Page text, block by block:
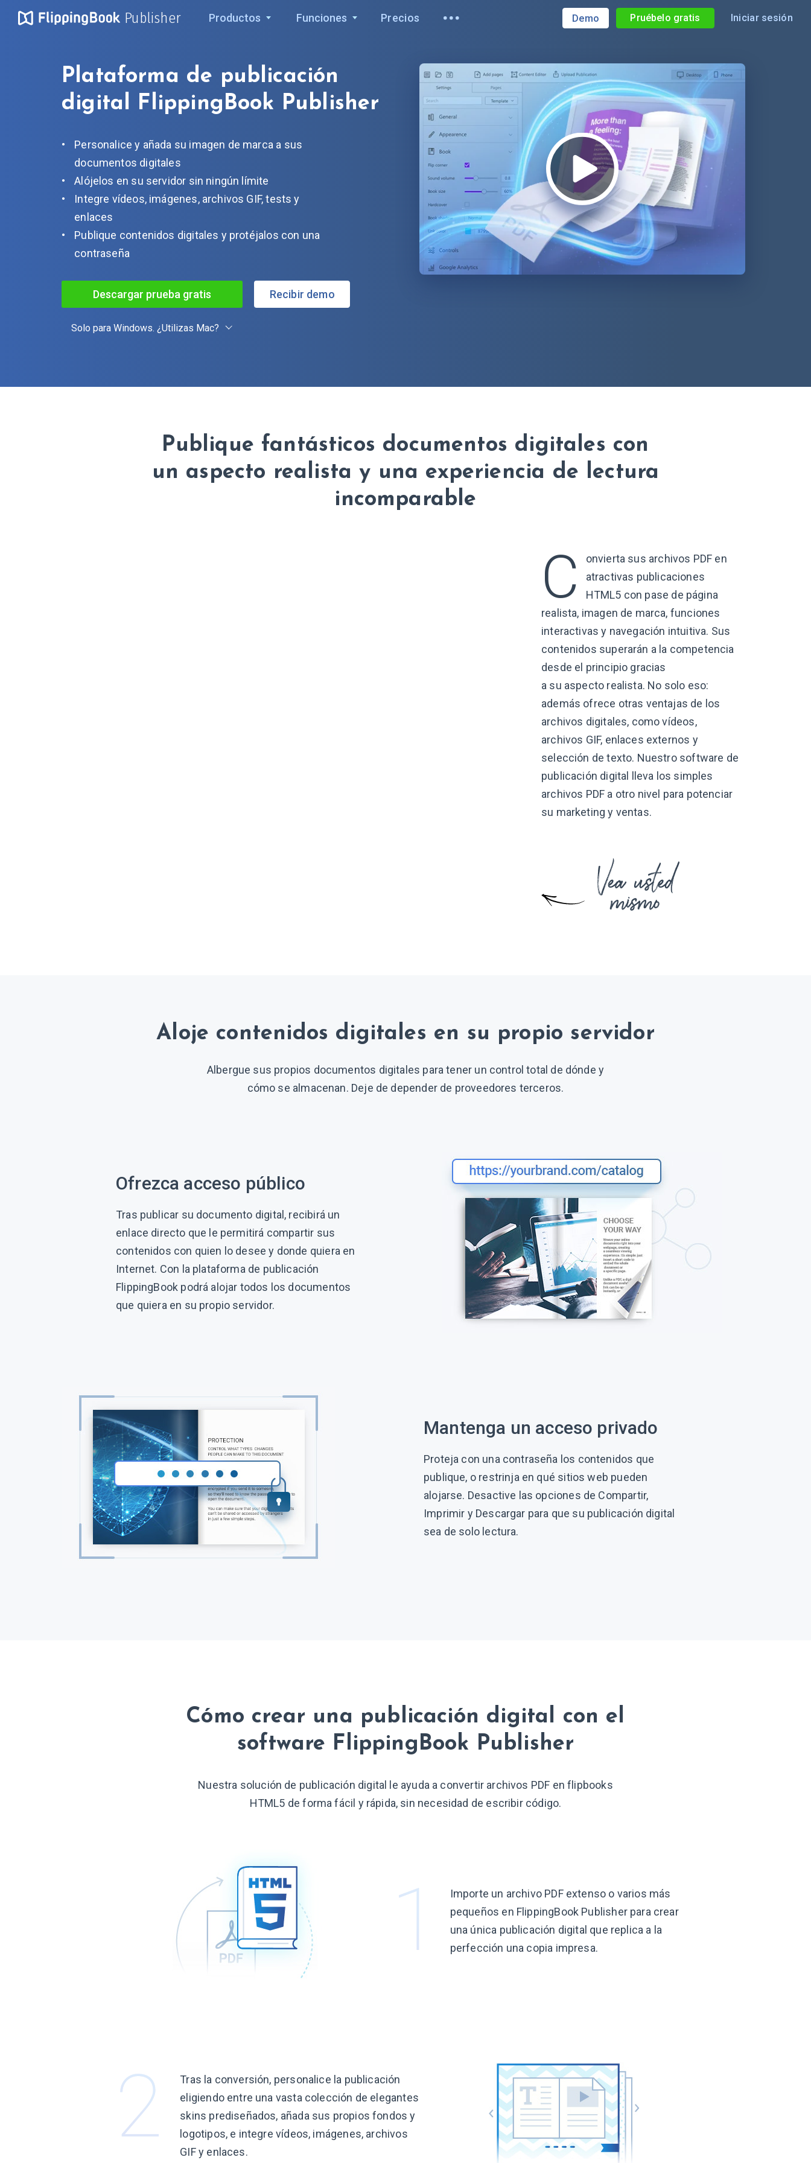
Publisher Productos Funciones Precios Demo Pruébelo gratis Iniciar sesión
Plataforma de publicación
digital FlippingBook Publisher
Personalice y añada su imagen de marca a sus
documentos digitales
Alójelos en su servidor sin ningún límite
Integre vídeos, imágenes, archivos GIF, tests y
enlaces
Publique contenidos digitales y protéjalos con una
contraseña
Descargar prueba gratis
Solo para Windows. ¿Utilizas Mac?
Recibir demo
Publique fantásticos documentos digitales con
un aspecto realista y una experiencia de lectura
incomparable
C
onvierta sus archivos PDF en
atractivas publicaciones
HTML5 con pase de página
realista, imagen de marca, funciones
interactivas y navegación intuitiva. Sus
contenidos superarán a la competencia
desde el principio gracias
a su aspecto realista. No solo eso:
además ofrece otras ventajas de los
archivos digitales, como vídeos,
archivos GIF, enlaces externos y
selección de texto. Nuestro software de
publicación digital lleva los simples
archivos PDF a otro nivel para potenciar
su marketingy ventas.
Aloje contenidos digitales en su propio servidor
Albergue sus propios documentos digitales para tener un control total de dónde y
cómo se almacenan. Deje de depender de proveedores terceros.
Ofrezca acceso público
Tras publicar su documento digital, recibirá un
enlace directo que le permitirá compartir sus
contenidos con quien lo desee y donde quiera en
Internet. Con la plataforma de publicación
FlippingBook podrá alojar todos los documentos
que quiera en su propio servidor.
Mantenga un acceso privado
Proteja con una contraseña los contenidos que
publique, o restrinja en qué sitios web pueden
alojarse. Desactive las opciones de Compartir,
Imprimir y Descargar para que su publicación digital
sea de solo lectura.
Cómo crear una publicación digital con el
software FlippingBook Publisher
Nuestra solución de publicación digital le ayuda a convertir archivos PDF en flipbooks
HTML5 de forma fácil y rápida, sin necesidad de escribir código.
Importe un archivo PDF extenso o varios más
pequeños en FlippingBook Publisher para crear
una única publicación digital que replica a la
perfección una copia impresa.
Tras la conversión, personalice la publicación
eligiendo entre una vasta colección de elegantes
skins prediseñados, añada sus propios fondos y
logotipos, e integre vídeos, imágenes, archivos
GIF y enlaces.